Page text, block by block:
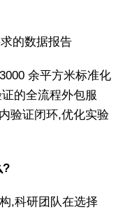
的数据报告
余平方米标准化
的全流程外包服
验证闭环,优化实验
?
,科研团队在选择